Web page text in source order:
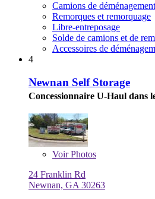
Camions de déménagement
Remorques et remorquage
Libre-entreposage
Solde de camions et de
Accessoires de
4
Newnan Self Storage
Concessionnaire U-Haul dans
VoirPhotos
24 Franklin Rd
Newnan, GA 30263